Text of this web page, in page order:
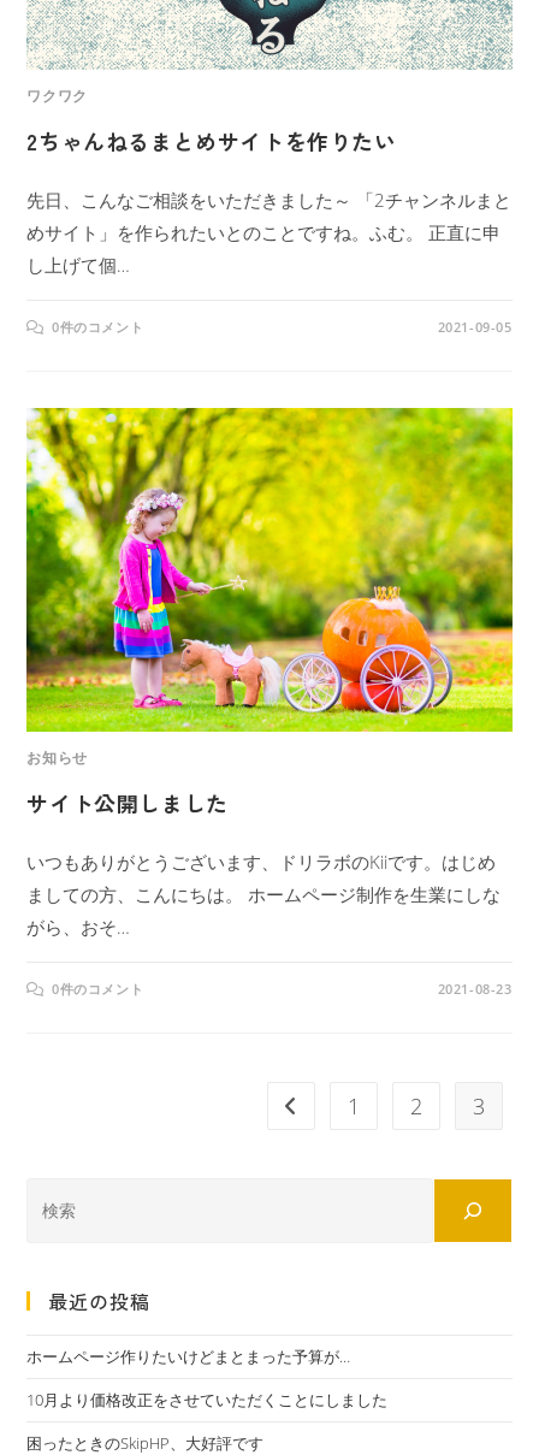
ワクワク
2ちゃんねるまとめサイトを作りたい
先日、こんなご相談をいただきました～ 「2チャンネルまと
めサイト」を作られたいとのことですね。ふむ。 正直に申
し上げて個…
0件のコメント 2021-09-05
お知らせ
サイト公開しました
いつもありがとうございます、ドリラボのKiiです。はじめ
ましての方、こんにちは。 ホームページ制作を生業にしな
がら、おそ…
0件のコメント 2021-08-23
1 2 3
最近の投稿
ホームページ作りたいけどまとまった予算が…
10月より価格改正をさせていただくことにしました
困ったときのSkipHP、大好評です